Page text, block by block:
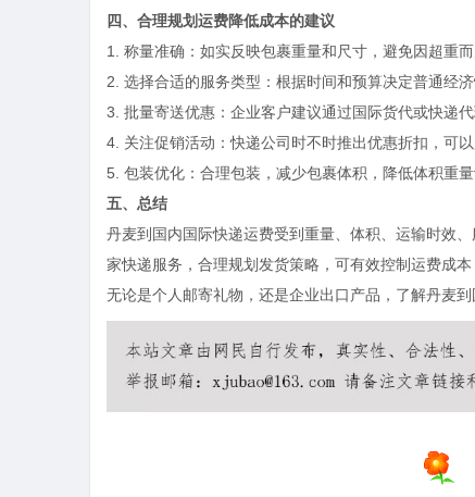
四、合理规划运费降低成本的建议
1. 称量准确 ：如实反映包裹重量和尺寸，避免因超重而
2. 选择合适的服务类型 ：根据时间和预算决定普通经
3. 批量寄送优惠 ：企业客户建议通过国际货代或快递
4. 关注促销活动 ：快递公司时不时推出优惠折扣，可以
5. 包装优化 ：合理包装，减少包裹体积，降低体积重量
五、总结
丹麦到国内国际快递运费受到重量、体积、运输时效
家快递服务，合理规划发货策略，可有效控制运费成本
无论是个人邮寄礼物，还是企业出口产品，了解丹麦